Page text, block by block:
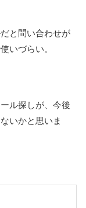
と問い合わせが
いづらい。
ル探しが、今後
いかと思いま